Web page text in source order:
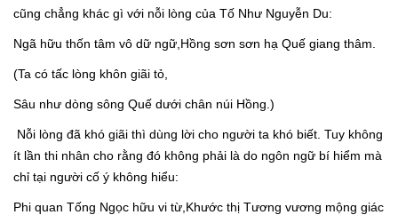
cũng chẳng khác gì với nỗi lòng của Tố Như Nguyễn Du:
Ngã hữu thốn tâm vô dữ ngữ,Hồng sơn sơn hạ Quế giang thâm.
(Ta có tấc lòng khôn giãi tỏ,
Sâu như dòng sông Quế dưới chân núi Hồng.)
Nỗi lòng đã khó giãi thì dùng lời cho người ta khó biết. Tuy không
ít lần thi nhân cho rằng đó không phải là do ngôn ngữ bí hiểm mà
chỉ tại người cố ý không hiểu:
Phi quan Tống Ngọc hữu vi từ,Khước thị Tương vương mộng giác